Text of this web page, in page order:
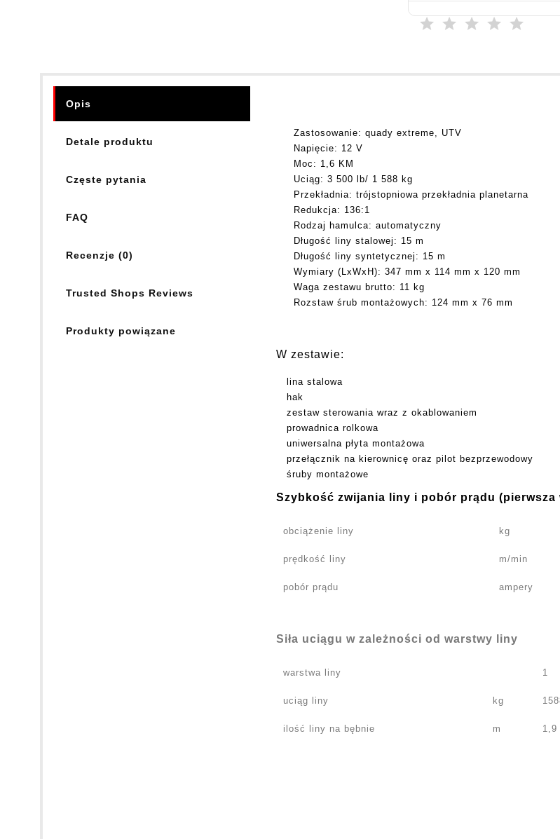
Opis
Detale produktu
Częste pytania
FAQ
Recenzje (0)
Trusted Shops Reviews
Produkty powiązane
Zastosowanie: quady extreme, UTV
Napięcie: 12 V
Moc: 1,6 KM
Uciąg: 3 500 lb/ 1 588 kg
Przekładnia: trójstopniowa przekładnia planetarna
Redukcja: 136:1
Rodzaj hamulca: automatyczny
Długość liny stalowej: 15 m
Długość liny syntetycznej: 15 m
Wymiary (LxWxH): 347 mm x 114 mm x 120 mm
Waga zestawu brutto: 11 kg
Rozstaw śrub montażowych: 124 mm x 76 mm
W zestawie:
lina stalowa
hak
zestaw sterowania wraz z okablowaniem
prowadnica rolkowa
uniwersalna płyta montażowa
przełącznik na kierownicę oraz pilot bezprzewodowy
śruby montażowe
Szybkość zwijania liny i pobór prądu (pierwsza
obciążenie liny kg
prędkość liny m/min
pobór prądu ampery
Siła uciągu w zależności od warstwy liny
warstwa liny 1
uciąg liny kg
ilość liny na bębnie m 1,9